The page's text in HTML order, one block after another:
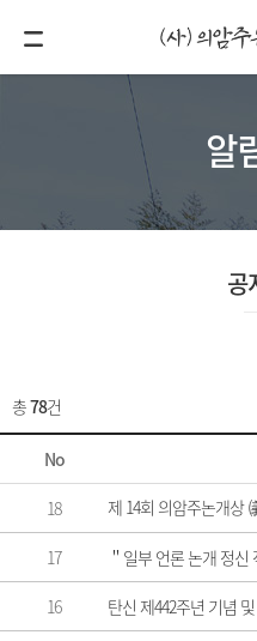
알
공
총78건
No
18 제 14회 의암주논개상
17 ＂일부 언론 논개 정신
16 탄신 제442주년 기념